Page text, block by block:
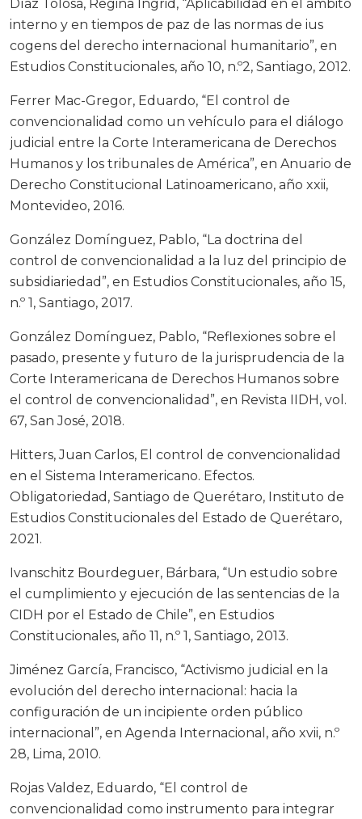
Díaz Tolosa, Regina Ingrid, “Aplicabilidad en el ámbito
interno y en tiempos de paz de las normas de ius
cogens del derecho internacional humanitario”, en
Estudios Constitucionales, año 10, n.º2, Santiago, 2012.
Ferrer Mac-Gregor, Eduardo, “El control de
convencionalidad como un vehículo para el diálogo
judicial entre la Corte Interamericana de Derechos
Humanos y los tribunales de América”, en Anuario de
Derecho Constitucional Latinoamericano, año xxii,
Montevideo, 2016.
González Domínguez, Pablo, “La doctrina del
control de convencionalidad a la luz del principio de
subsidiariedad”, en Estudios Constitucionales, año 15,
n.º 1, Santiago, 2017.
González Domínguez, Pablo, “Reflexiones sobre el
pasado, presente y futuro de la jurisprudencia de la
Corte Interamericana de Derechos Humanos sobre
el control de convencionalidad”, en Revista IIDH, vol.
67, San José, 2018.
Hitters, Juan Carlos, El control de convencionalidad
en el Sistema Interamericano. Efectos.
Obligatoriedad, Santiago de Querétaro, Instituto de
Estudios Constitucionales del Estado de Querétaro,
2021.
Ivanschitz Bourdeguer, Bárbara, “Un estudio sobre
el cumplimiento y ejecución de las sentencias de la
CIDH por el Estado de Chile”, en Estudios
Constitucionales, año 11, n.º 1, Santiago, 2013.
Jiménez García, Francisco, “Activismo judicial en la
evolución del derecho internacional: hacia la
configuración de un incipiente orden público
internacional”, en Agenda Internacional, año xvii, n.º
28, Lima, 2010.
Rojas Valdez, Eduardo, “El control de
convencionalidad como instrumento para integrar